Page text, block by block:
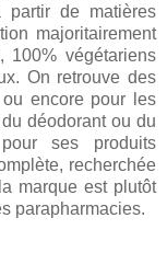
partir de matières
majoritairement
100% végétariens
On retrouve des
encore pour les
déodorant ou du
ses produits
recherchée
marque est plutôt
parapharmacies.